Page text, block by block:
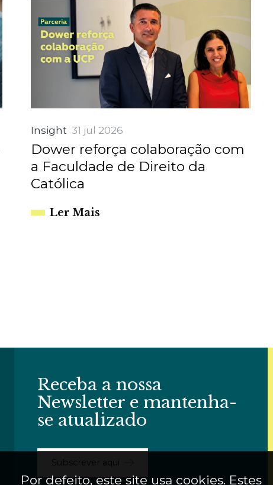
Insight 31 jul 2026
Dower reforça colaboração com
a Faculdade de Direito da
Católica
Ler Mais
Receba a nossa
Newsletter e mantenha-
se atualizado
Subscrever aqui
Por defeito, este site usa cookies. Estes